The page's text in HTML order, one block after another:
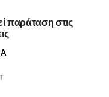
παράταση στις